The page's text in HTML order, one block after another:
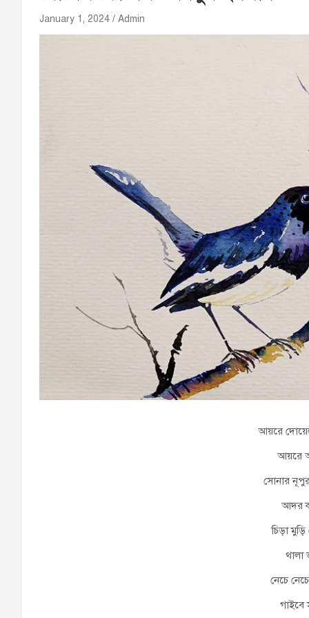
January 1, 2024 Admin
আয়রে
আয়রে
সোনার
আদর
চিড়া
থালা
নেচে
গাইবে